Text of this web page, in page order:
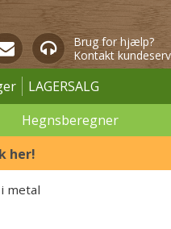
Brug for hjælp?
Kontakt
LAGERSALG
Hegnsberegner
her!
metal